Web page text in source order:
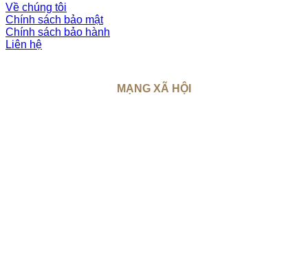
Về chúng tôi
Chính sách bảo mật
Chính sách bảo hành
Liên hệ
MẠNG XÃ HỘI